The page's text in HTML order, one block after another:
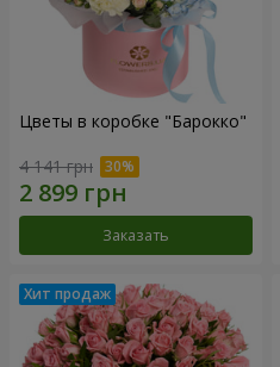
Цветы в коробке "Барокко"
4 141 грн
Заказать